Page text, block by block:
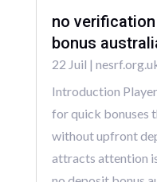
no
bonus
22 Juil |
Introduction
for quick bonuses
without upfront
attracts attention